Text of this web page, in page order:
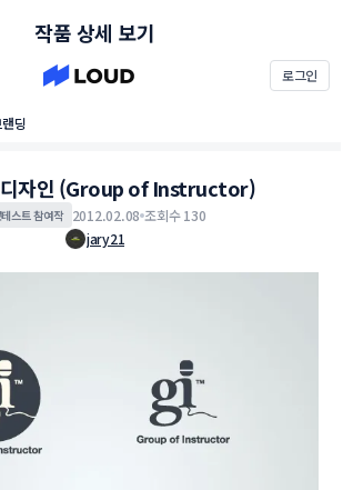
로그인
딩
작품 상세 보기
디자인 (Group of Instructor)
스트 참여작 2012.02.08 조회수 130
jary21